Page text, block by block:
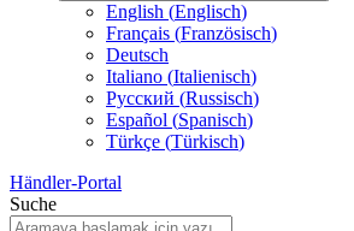
English (Englisch)
Français (Französisch)
Deutsch
Italiano (Italienisch)
Русский (Russisch)
Español (Spanisch)
Türkçe (Türkisch)
Händler-Portal
Suche